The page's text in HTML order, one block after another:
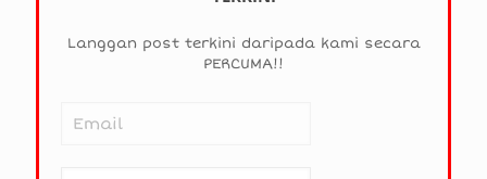
Langgan post terkini daripada kami secara
PERCUMA!!